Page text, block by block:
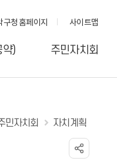
구청 홈페이지 사이트맵
약) 주민자치회
민자치회 자치계획